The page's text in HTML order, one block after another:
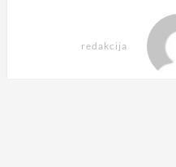
redakcija